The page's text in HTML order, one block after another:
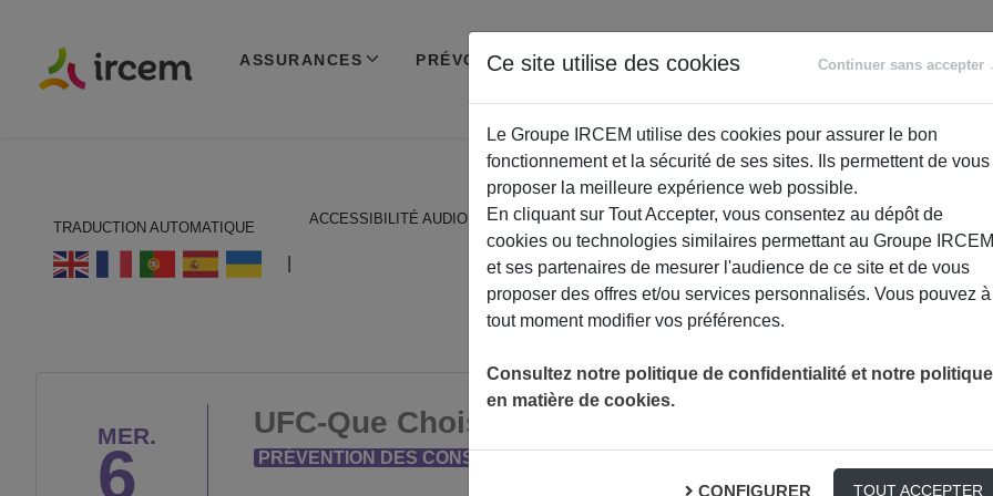
ASSURANCES PRÉVOYANCE RETRAITE
ACCOMPAGNEMENT
TRADUCTION AUTOMATIQUE
ACCESSIBILITÉ AUDIO
MER.
6
UFC-Que Choisir : Méthodes de ventes agressives
PRÉVENTION DES CONSOMMATEURS
Ce site utilise des cookies Continuer sans accepter
Le Groupe IRCEM utilise des cookies pour assurer le bon
fonctionnement et la sécurité de ses sites. Ils permettent de vous
proposer la meilleure expérience web possible.
En cliquant sur Tout Accepter, vous consentez au dépôt de
cookies ou technologies similaires permettant au Groupe IRCEM
et ses partenaires de mesurer l'audience de ce site et de vous
proposer des offres et/ou services personnalisés. Vous pouvez à
tout moment modifier vos préférences.
Consultez notre politique de confidentialité et notre politique
en matière de cookies.
CONFIGURER TOUT ACCEPTER